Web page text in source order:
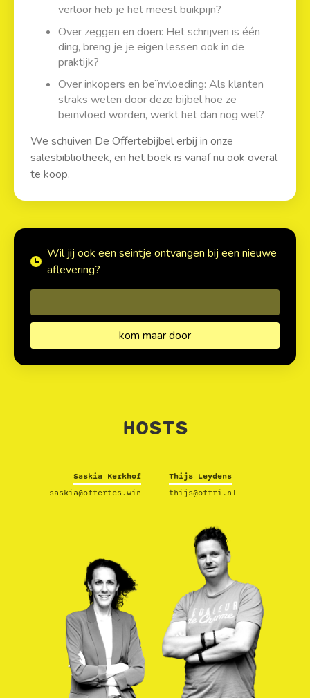
verloor heb je het meest buikpijn?
Over zeggen en doen: Het schrijven is één
ding, breng je je eigen lessen ook in de
praktijk?
Over inkopers en beïnvloeding: Als klanten
straks weten door deze bijbel hoe ze
beïnvloed worden, werkt het dan nog wel?
We schuiven De Offertebijbel erbij in onze
salesbibliotheek, en het boek is vanaf nu ook overal
te koop.
Wil jij ook een seintje ontvangen bij een nieuwe
aflevering?
HOSTS
Saskia Kerkhof
saskia@offertes.win
Thijs Leydens
thijs@offri.nl